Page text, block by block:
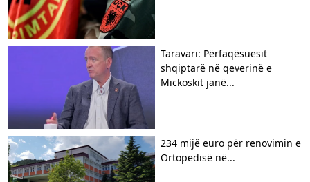
Taravari: Përfaqësuesit
shqiptarë në qeverinë e
Mickoskit janë...
234 mijë euro për renovimin e
Ortopedisë në...